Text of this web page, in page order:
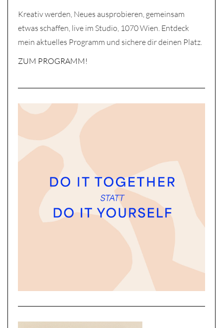
Kreativ werden, Neues ausprobieren, gemeinsam
etwas schaffen, live im Studio, 1070 Wien. Entdeck
mein aktuelles Programm und sichere dir deinen Platz.
ZUM PROGRAMM!